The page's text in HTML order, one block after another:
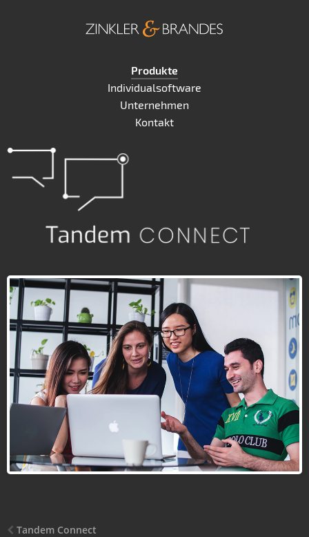
Produkte
Individualsoftware
Unternehmen
Kontakt
Tandem Connect